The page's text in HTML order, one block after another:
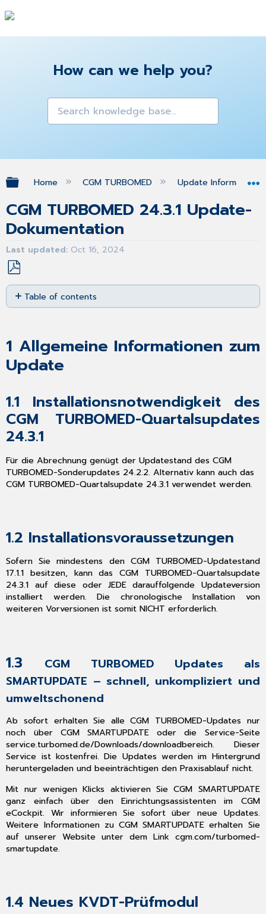
How can we help you?
Expand/collapse global hierarchy
Home CGM TURBOMED Update
CGM TURBOMED 24.3.1 Update-
Dokumentation
Last updated Oct 16, 2024
Save
as
PDF
Table of contents
Informationen
zum
Update
des
CGM
TURBOMED-
1.2
Installationsvoraussetzungen
1.3
als
–
schnell,
unkompliziert
und
umweltschonend
Prüfmodul
1.5
Aktualisierungen,
die
das
Update
erfolgt
sind
1.6
die
Sie
nach
dem Update
selbst
ausführen
TURBOMED-
1 Allgemeine Informationen zum
Update
1.1 Installationsnotwendigkeit des
CGM TURBOMED-Quartalsupdates
24.3.1
Für die Abrechnung genügt der Updatestand des CGM
TURBOMED-Sonderupdates 24.2.2. Alternativ kann auch das
CGM TURBOMED-Quartalsupdate 24.3.1 verwendet werden.
1.2 Installationsvoraussetzungen
Sofern Sie mindestens den CGM TURBOMED-Updatestand
17.1.1 besitzen, kann das CGM TURBOMED-Quartalsupdate
24.3.1 auf diese oder JEDE darauffolgende Updateversion
installiert werden. Die chronologische Installation von
weiteren Vorversionen ist somit NICHT erforderlich.
1.3
CGM TURBOMED Updates als
SMARTUPDATE – schnell, unkompliziert und
umweltschonend
Ab sofort erhalten Sie alle CGM TURBOMED-Updates nur
noch über CGM SMARTUPDATE oder die Service-Seite
service.turbomed.de/Downloads/downloadbereich. Dieser
Service ist kostenfrei. Die Updates werden im Hintergrund
heruntergeladen und beeinträchtigen den Praxisablauf nicht.
Mit nur wenigen Klicks aktivieren Sie CGM SMARTUPDATE
ganz einfach über den Einrichtungsassistenten im CGM
eCockpit. Wir informieren Sie sofort über neue Updates.
Weitere Informationen zu CGM SMARTUPDATE erhalten Sie
auf unserer Website unter dem Link cgm.com/turbomed-
smartupdate.
1.4 Neues KVDT-Prüfmodul